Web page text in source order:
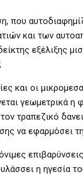
που
και των
εξέλιξης
και οι
γεωμετρικά
τραπεζικό
να εφαρμόσει
η ηγεσία